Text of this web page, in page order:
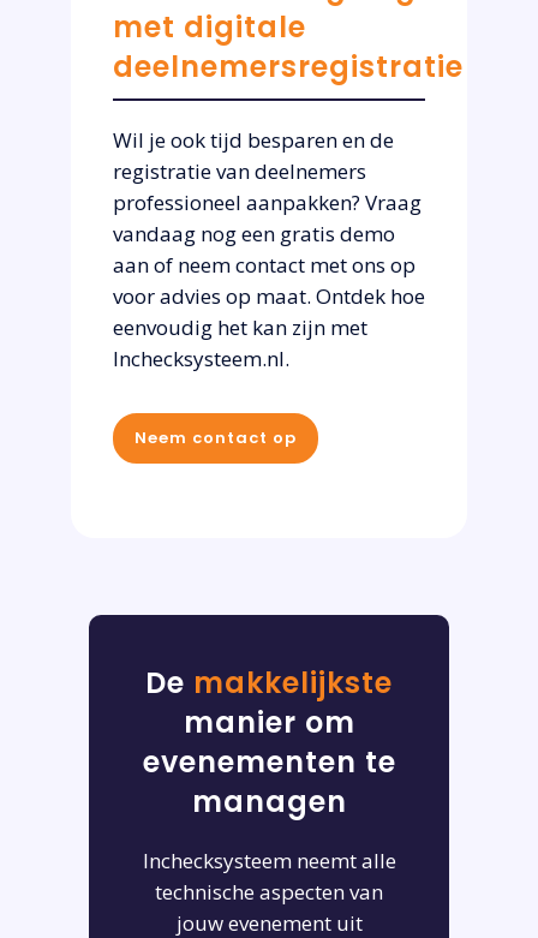
met digitale
deelnemersregistratie
Wil je ook tijd besparen en de
registratie van deelnemers
professioneel aanpakken? Vraag
vandaag nog een gratis demo
aan of neem contact met ons op
voor advies op maat. Ontdek hoe
eenvoudig het kan zijn met
Inchecksysteem.nl.
Neem contact op
De makkelijkste
manier om
evenementen te
managen
Inchecksysteem neemt alle
technische aspecten van
jouw evenement uit